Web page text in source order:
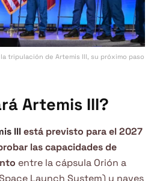
la tripulación de Artemis III, su próximo paso
Artemis III?
IIIestá previsto para el 2027
las capacidades de
entre la cápsula Orión a
Launch System) y naves